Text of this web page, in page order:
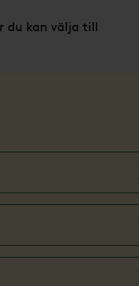
du kan välja till